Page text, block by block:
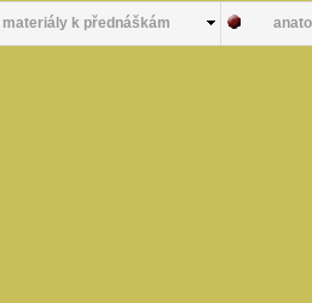
materiály k přednáškám